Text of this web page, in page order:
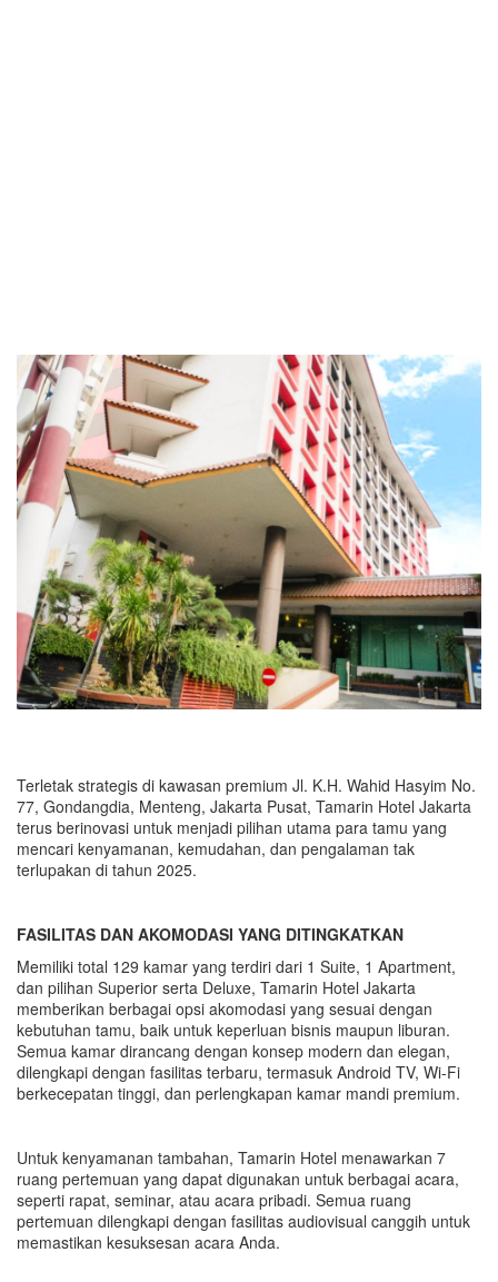
Terletak strategis di kawasan premium Jl. K.H. Wahid Hasyim No.
77, Gondangdia, Menteng, Jakarta Pusat, Tamarin Hotel Jakarta
terus berinovasi untuk menjadi pilihan utama para tamu yang
mencari kenyamanan, kemudahan, dan pengalaman tak
terlupakan di tahun 2025.
FASILITAS DAN AKOMODASI YANG DITINGKATKAN
Memiliki total 129 kamar yang terdiri dari 1 Suite, 1 Apartment,
dan pilihan Superior serta Deluxe, Tamarin Hotel Jakarta
memberikan berbagai opsi akomodasi yang sesuai dengan
kebutuhan tamu, baik untuk keperluan bisnis maupun liburan.
Semua kamar dirancang dengan konsep modern dan elegan,
dilengkapi dengan fasilitas terbaru, termasuk Android TV, Wi-Fi
berkecepatan tinggi, dan perlengkapan kamar mandi premium.
Untuk kenyamanan tambahan, Tamarin Hotel menawarkan 7
ruang pertemuan yang dapat digunakan untuk berbagai acara,
seperti rapat, seminar, atau acara pribadi. Semua ruang
pertemuan dilengkapi dengan fasilitas audiovisual canggih untuk
memastikan kesuksesan acara Anda.